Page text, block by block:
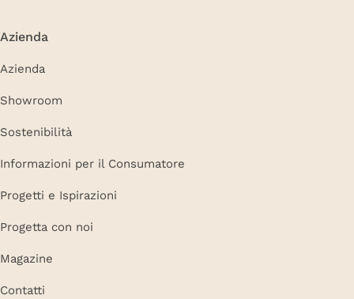
Azienda
Azienda
Showroom
Sostenibilità
Informazioni per il Consumatore
Progetti e Ispirazioni
Progetta con noi
Magazine
Contatti